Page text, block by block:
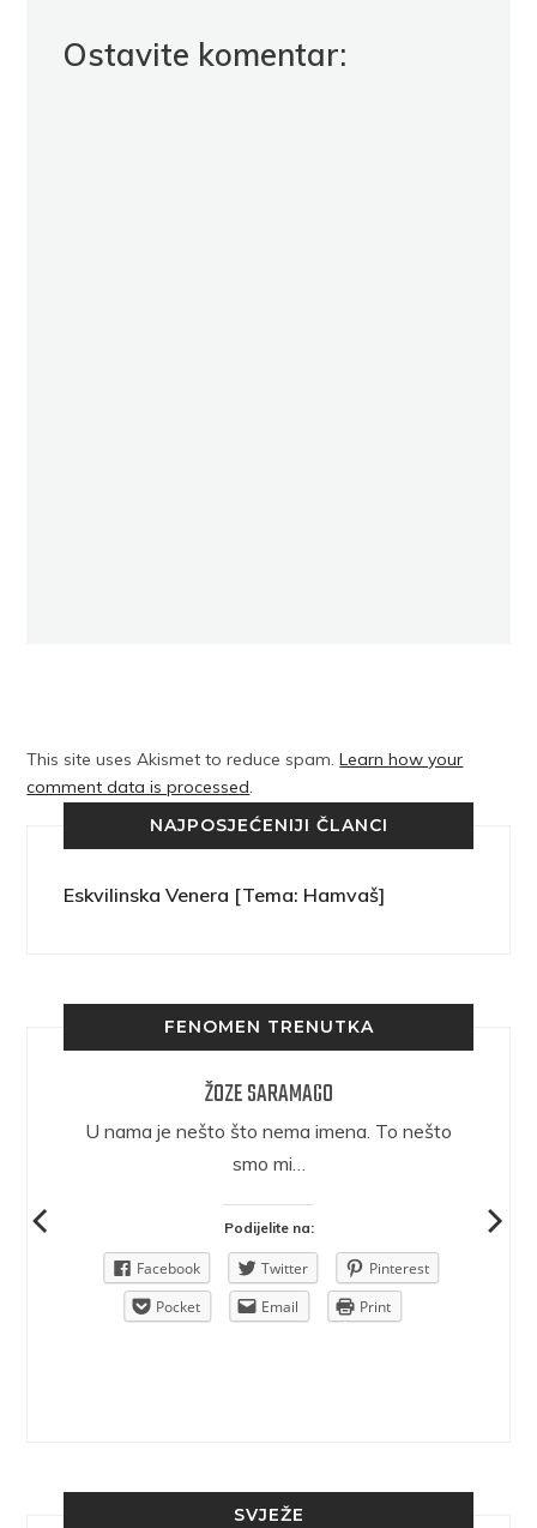
Ostavite komentar:
This site uses Akismet to reduce spam.Learn how your
comment data is processed.
NAJPOSJEĆENIJI ČLANCI
Eskvilinska Venera [Tema: Hamvaš]
FENOMEN TRENUTKA
ŽOZE SARAMAGO
U nama je nešto što nema imena. To nešto
smo mi…
Podijelite na:
Facebook Twitter
Pinterest
Pocket
Email Print
SVJEŽE